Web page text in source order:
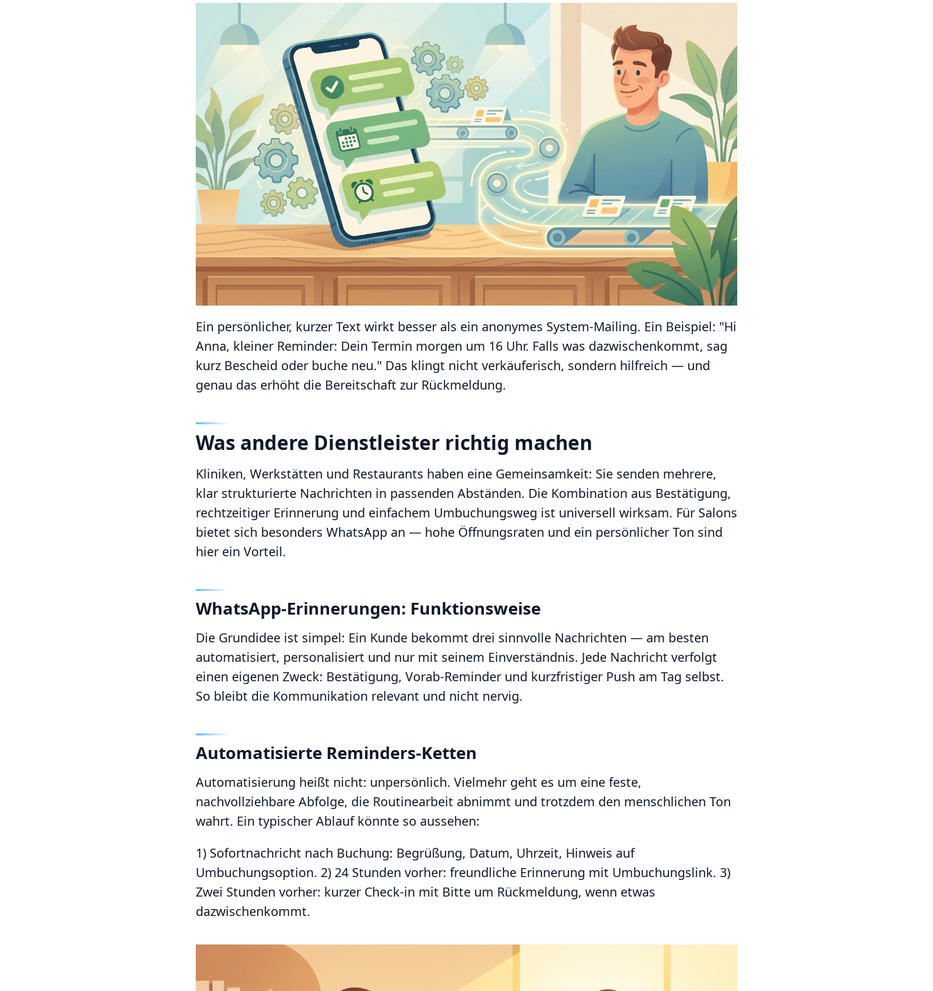
Ein persönlicher, kurzer Text wirkt besser als ein anonymes System-Mailing. Ein Beispiel: "Hi
Anna, kleiner Reminder: Dein Termin morgen um 16 Uhr. Falls was dazwischenkommt, sag
kurz Bescheid oder buche neu." Das klingt nicht verkäuferisch, sondern hilfreich — und
genau das erhöht die Bereitschaft zur Rückmeldung.
Was andere Dienstleister richtig machen
Kliniken, Werkstätten und Restaurants haben eine Gemeinsamkeit: Sie senden mehrere,
klar strukturierte Nachrichten in passenden Abständen. Die Kombination aus Bestätigung,
rechtzeitiger Erinnerung und einfachem Umbuchungsweg ist universell wirksam. Für Salons
bietet sich besonders WhatsApp an — hohe Öffnungsraten und ein persönlicher Ton sind
hier ein Vorteil.
WhatsApp-Erinnerungen: Funktionsweise
Die Grundidee ist simpel: Ein Kunde bekommt drei sinnvolle Nachrichten — am besten
automatisiert, personalisiert und nur mit seinem Einverständnis. Jede Nachricht verfolgt
einen eigenen Zweck: Bestätigung, Vorab-Reminder und kurzfristiger Push am Tag selbst.
So bleibt die Kommunikation relevant und nicht nervig.
Automatisierte Reminders-Ketten
Automatisierung heißt nicht: unpersönlich. Vielmehr geht es um eine feste,
nachvollziehbare Abfolge, die Routinearbeit abnimmt und trotzdem den menschlichen Ton
wahrt. Ein typischer Ablauf könnte so aussehen:
1) Sofortnachricht nach Buchung: Begrüßung, Datum, Uhrzeit, Hinweis auf
Umbuchungsoption. 2) 24 Stunden vorher: freundliche Erinnerung mit Umbuchungslink. 3)
Zwei Stunden vorher: kurzer Check-in mit Bitte um Rückmeldung, wenn etwas
dazwischenkommt.